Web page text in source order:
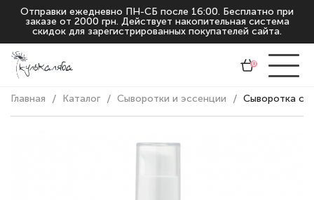
Отправки ежедневно ПН-СБ после 16:00. Бесплатно при
заказе от 2000 грн. Действует накопительная система
скидок для зарегистрированных покупателей сайта.
0
Главная Каталог Сыворотки и эссенции Сыворотка с